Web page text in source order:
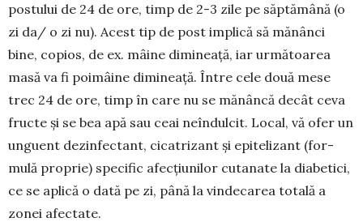
postului de 24 de ore, timp de 2-3 zile pe săptămână (o
zi da/ o zi nu). Acest tip de post implică să mănânci
bine, copios, de ex. mâine dimineaţă, iar următoarea
masă va fi poimâine dimineaţă. Între cele două mese
trec 24 de ore, timp în care nu se mănâncă decât ceva
fructe şi se bea apă sau ceai neîndulcit. Local, vă ofer un
un­guent dezin­fectant, cicatrizant şi epitelizant (for­
mulă pro­prie) specific afecţiunilor cutanate la dia­betici,
ce se aplică o dată pe zi, până la vindecarea totală a
zonei afectate.